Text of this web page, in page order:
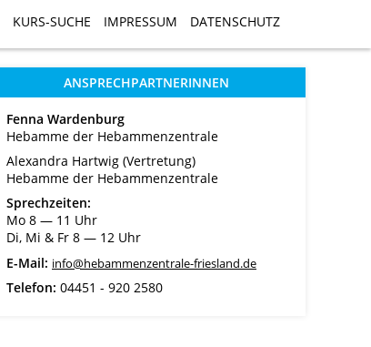
KURS-SUCHE IMPRESSUM DATENSCHUTZ
KURS-SUCHE IMPRESSUM DATENSCHUTZ
ANSPRECHPARTNERINNEN
Fenna Wardenburg
Hebamme der Hebammenzentrale
Alexandra Hartwig (Vertretung)
Hebamme der Hebammenzentrale
Sprechzeiten:
Mo 8 ― 11 Uhr
Di, Mi & Fr 8 ― 12 Uhr
E-Mail: info@hebammenzentrale-friesland.de
Telefon: 04451 - 920 2580